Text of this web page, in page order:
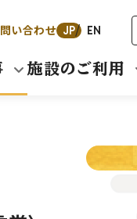
い合わせ JP EN
施設のご利用